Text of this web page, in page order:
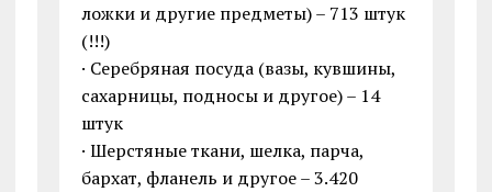
ложки и другие предметы) – 713 штук
(!!!)
· Серебряная посуда (вазы, кувшины,
сахарницы, подносы и другое) – 14
штук
· Шерстяные ткани, шелка, парча,
бархат, фланель и другое – 3.420